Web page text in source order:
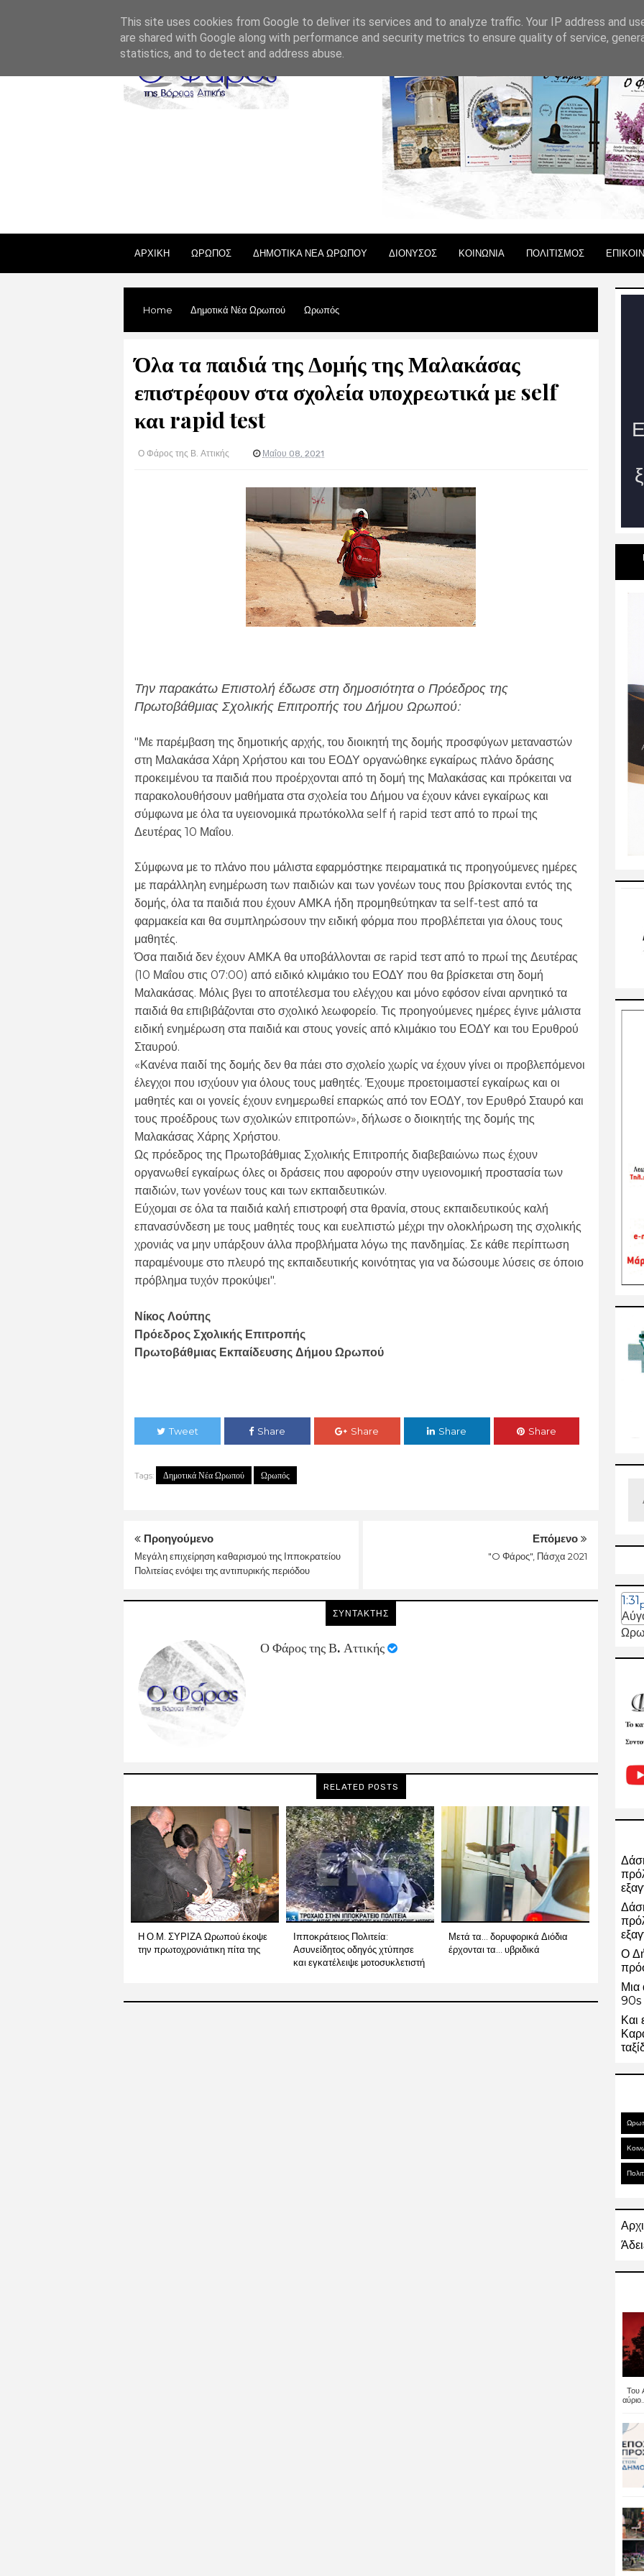
ΑΡΧΙΚΗ ΩΡΩΠΟΣ ΔΗΜΟΤΙΚΑ ΝΕΑ ΩΡΩΠΟΥ ΔΙΟΝΥΣΟΣ ΚΟΙΝΩΝΙΑ ΠΟΛΙΤΙΣΜΟΣ
Home Δημοτικά Νέα Ωρωπού Ωρωπός
Όλα τα παιδιά της Δομής της Μαλακάσας
επιστρέφουν στα σχολεία υποχρεωτικά με self
και rapid test
Ο Φάρος της Β. Αττικής Μαΐου 08, 2021
Την παρακάτω Επιστολή έδωσε στη δημοσιότητα ο Πρόεδρος της
Πρωτοβάθμιας Σχολικής Επιτροπής του Δήμου Ωρωπού:
"Με παρέμβαση της δημοτικής αρχής, του διοικητή της δομής προσφύγων μεταναστών
στη Μαλακάσα Χάρη Χρήστου και του ΕΟΔΥ οργανώθηκε εγκαίρως πλάνο δράσης
προκειμένου τα παιδιά που προέρχονται από τη δομή της Μαλακάσας και πρόκειται να
παρακολουθήσουν μαθήματα στα σχολεία του Δήμου να έχουν κάνει εγκαίρως και
σύμφωνα με όλα τα υγειονομικά πρωτόκολλα self ή rapid τεστ από το πρωί της
Δευτέρας 10 Μαΐου.
Σύμφωνα με το πλάνο που μάλιστα εφαρμόστηκε πειραματικά τις προηγούμενες ημέρες
με παράλληλη ενημέρωση των παιδιών και των γονέων τους που βρίσκονται εντός της
δομής, όλα τα παιδιά που έχουν ΑΜΚΑ ήδη προμηθεύτηκαν τα self-test από τα
φαρμακεία και θα συμπληρώσουν την ειδική φόρμα που προβλέπεται για όλους τους
μαθητές.
Όσα παιδιά δεν έχουν ΑΜΚΑ θα υποβάλλονται σε rapid τεστ από το πρωί της Δευτέρας
(10 Μαΐου στις 07:00) από ειδικό κλιμάκιο του ΕΟΔΥ που θα βρίσκεται στη δομή
Μαλακάσας. Μόλις βγει το αποτέλεσμα του ελέγχου και μόνο εφόσον είναι αρνητικό τα
παιδιά θα επιβιβάζονται στο σχολικό λεωφορείο. Τις προηγούμενες ημέρες έγινε μάλιστα
ειδική ενημέρωση στα παιδιά και στους γονείς από κλιμάκιο του ΕΟΔΥ και του Ερυθρού
Σταυρού.
«Κανένα παιδί της δομής δεν θα πάει στο σχολείο χωρίς να έχουν γίνει οι προβλεπόμενοι
έλεγχοι που ισχύουν για όλους τους μαθητές. Έχουμε προετοιμαστεί εγκαίρως και οι
μαθητές και οι γονείς έχουν ενημερωθεί επαρκώς από τον ΕΟΔΥ, τον Ερυθρό Σταυρό και
τους προέδρους των σχολικών επιτροπών», δήλωσε ο διοικητής της δομής της
Μαλακάσας Χάρης Χρήστου.
Ως πρόεδρος της Πρωτοβάθμιας Σχολικής Επιτροπής διαβεβαιώνω πως έχουν
οργανωθεί εγκαίρως όλες οι δράσεις που αφορούν στην υγειονομική προστασία των
παιδιών, των γονέων τους και των εκπαιδευτικών.
Εύχομαι σε όλα τα παιδιά καλή επιστροφή στα θρανία, στους εκπαιδευτικούς καλή
επανασύνδεση με τους μαθητές τους και ευελπιστώ μέχρι την ολοκλήρωση της σχολικής
χρονιάς να μην υπάρξουν άλλα προβλήματα λόγω της πανδημίας. Σε κάθε περίπτωση
παραμένουμε στο πλευρό της εκπαιδευτικής κοινότητας για να δώσουμε λύσεις σε όποιο
πρόβλημα τυχόν προκύψει".
Νίκος Λούπης
Πρόεδρος Σχολικής Επιτροπής
Πρωτοβάθμιας Εκπαίδευσης Δήμου Ωρωπού
Tweet Share Share Share Share
Tags: Δημοτικά Νέα Ωρωπού Ωρωπός
Προηγούμενο
Μεγάλη επιχείρηση καθαρισμού της Ιπποκρατείου
Πολιτείας ενόψει της αντιπυρικής περιόδου
Επόμενο
"O Φάρος", Πάσχα 2021
ΣΥΝΤΑΚΤΗΣ
Ο Φάρος της Β. Αττικής
RELATED POSTS
Η Ο.Μ. ΣΥΡΙΖΑ Ωρωπού έκοψε
την πρωτοχρονιάτικη πίτα της
Ιπποκράτειος Πολιτεία:
Ασυνείδητος οδηγός χτύπησε
και εγκατέλειψε μοτοσυκλετιστή
Μετά τα… δορυφορικά Διόδια
έρχονται τα… υβριδικά
1:31
Ο
Μια
90s
Και
Του
This site uses cookies from Google to deliver its services and to analyze traffic. Your IP address and
are shared with Google along with performance and security metrics to ensure quality of service,
statistics, and to detect and address abuse.